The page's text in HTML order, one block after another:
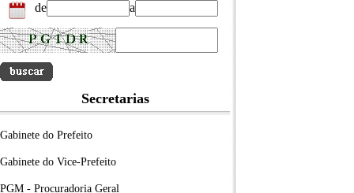
de a
Secretarias
Gabinete do Prefeito
Gabinete do Vice-Prefeito
PGM - Procuradoria Geral